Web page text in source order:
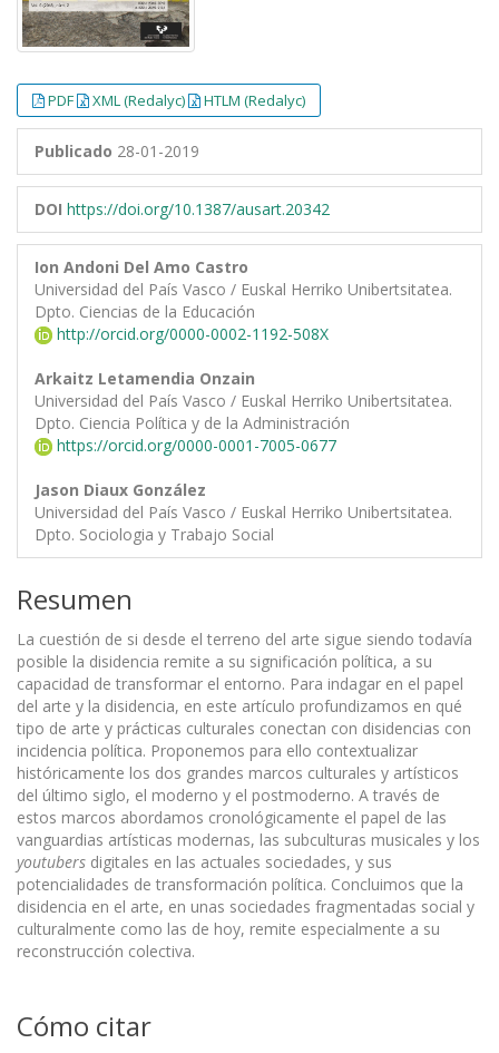
PDF XML (Redalyc) HTLM (Redalyc)
Publicado 28-01-2019
DOI https://doi.org/10.1387/ausart.20342
Ion Andoni Del Amo Castro
Universidad del País Vasco / Euskal Herriko Unibertsitatea.
Dpto. Ciencias de la Educación
http://orcid.org/0000-0002-1192-508X
Arkaitz Letamendia Onzain
Universidad del País Vasco / Euskal Herriko Unibertsitatea.
Dpto. Ciencia Política y de la Administración
https://orcid.org/0000-0001-7005-0677
Jason Diaux González
Universidad del País Vasco / Euskal Herriko Unibertsitatea.
Dpto. Sociologia y Trabajo Social
Resumen
La cuestión de si desde el terreno del arte sigue siendo todavía
posible la disidencia remite a su significación política, a su
capacidad de transformar el entorno. Para indagar en el papel
del arte y la disidencia, en este artículo profundizamos en qué
tipo de arte y prácticas culturales conectan con disidencias con
incidencia política. Proponemos para ello contextualizar
históricamente los dos grandes marcos culturales y artísticos
del último siglo, el moderno y el postmoderno. A través de
estos marcos abordamos cronológicamente el papel de las
vanguardias artísticas modernas, las subculturas musicales y los
youtubers digitales en las actuales sociedades, y sus
potencialidades de transformación política. Concluimos que la
disidencia en el arte, en unas sociedades fragmentadas social y
culturalmente como las de hoy, remite especialmente a su
reconstrucción colectiva.
Cómo citar